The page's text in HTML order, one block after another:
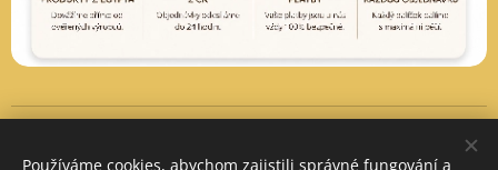
Používáme cookies, abychom zajistili správné fungování a